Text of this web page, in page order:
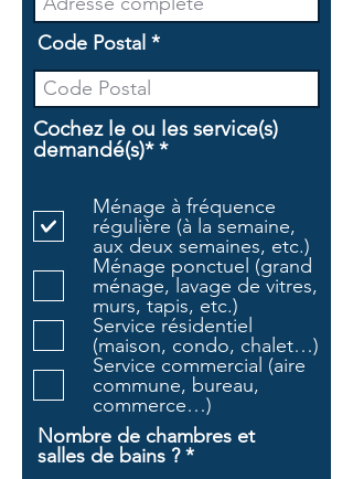
Code Postal
Cochez le ou les service(s)
demandé(s)* *O
g
a
t
o
i
r
e
Ménage à fréquence
régulière (à la semaine,
aux deux semaines, etc.)
Ménage ponctuel (grand
ménage, lavage de vitres,
murs, tapis, etc.)
Service résidentiel
(maison, condo, chalet…)
Service commercial (aire
commune, bureau,
commerce…)
Nombre de chambres et
salles de bains ?